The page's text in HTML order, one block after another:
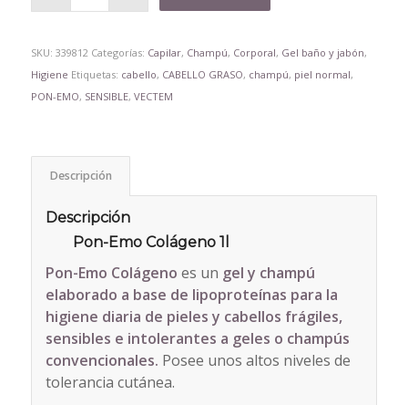
SKU: 339812 Categorías: Capilar, Champú, Corporal, Gel baño y jabón,
Higiene Etiquetas: cabello, CABELLO GRASO, champú, piel normal,
PON-EMO, SENSIBLE, VECTEM
Descripción
Descripción
Pon-Emo Colágeno 1l
Pon-Emo Colágeno es un gel y champú
elaborado a base de lipoproteínas para la
higiene diaria de pieles y cabellos frágiles,
sensibles e intolerantes a geles o champús
convencionales. Posee unos altos niveles de
tolerancia cutánea.